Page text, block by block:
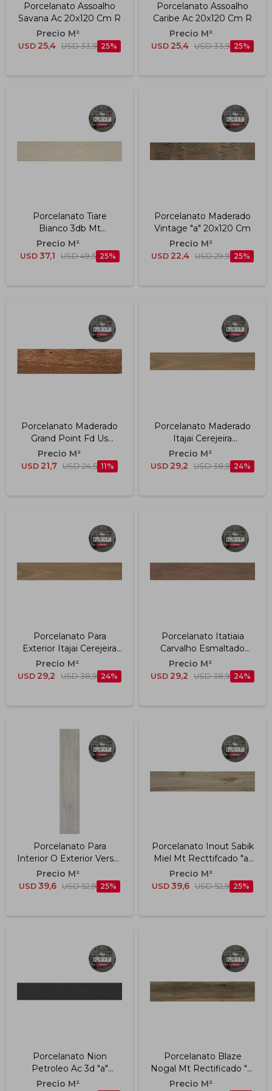
Porcelanato Assoalho
Savana Ac 20x120 Cm R
USD 25,4 USD 33,9 25
Porcelanato Assoalho
Caribe Ac 20x120 Cm R
USD 25,4 USD 33,9 25
Porcelanato Tiare
Bianco 3db Mt
Rectificado "a" 23x120
Cm
USD 37,1 USD 49,5 25
Porcelanato Maderado
Vintage "a" 20x120 Cm
USD 22,4 USD 29,9 25
Porcelanato Maderado
Grand Point Fd Us
Canyon 1a Shaw "a"
20x90 Cm
USD 21,7 USD 24,5 11
Porcelanato Maderado
Itajai Cerejeira
Esmaltado Acetinado "a"
19.7x120 Cm
USD 29,2 USD 38,9 24
Porcelanato Para
Exterior Itajai Cerejeira
Esmaltado "a" 19.7x120
Cm
USD 29,2 USD 38,9 24
Porcelanato Itatiaia
Carvalho Esmaltado
Acetinado "a" 19.7x120
Cm
USD 29,2 USD 38,9 24
Porcelanato Para
Interior O Exterior Versat
Ash Rectificado "a"
23x120 Cm
USD 39,6 USD 52,9 25
Porcelanato Inout Sabik
Miel Mt Recttifcado "a"
23x120 Cm
USD 39,6 USD 52,9 25
Porcelanato Nion
Petroleo Ac 3d "a"
19.7x120 Cm
Porcelanato Blaze
Nogal Mt Rectificado "a"
23x120 Cm